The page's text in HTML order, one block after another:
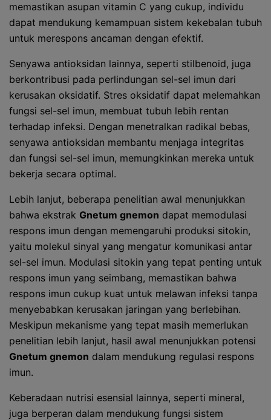
memastikan asupan vitamin C yang cukup, individu
dapat mendukung kemampuan sistem kekebalan tubuh
untuk merespons ancaman dengan efektif.
Senyawa antioksidan lainnya, seperti stilbenoid, juga
berkontribusi pada perlindungan sel-sel imun dari
kerusakan oksidatif. Stres oksidatif dapat melemahkan
fungsi sel-sel imun, membuat tubuh lebih rentan
terhadap infeksi. Dengan menetralkan radikal bebas,
senyawa antioksidan membantu menjaga integritas
dan fungsi sel-sel imun, memungkinkan mereka untuk
bekerja secara optimal.
Lebih lanjut, beberapa penelitian awal menunjukkan
bahwa ekstrak Gnetum gnemon dapat memodulasi
respons imun dengan memengaruhi produksi sitokin,
yaitu molekul sinyal yang mengatur komunikasi antar
sel-sel imun. Modulasi sitokin yang tepat penting untuk
respons imun yang seimbang, memastikan bahwa
respons imun cukup kuat untuk melawan infeksi tanpa
menyebabkan kerusakan jaringan yang berlebihan.
Meskipun mekanisme yang tepat masih memerlukan
penelitian lebih lanjut, hasil awal menunjukkan potensi
Gnetum gnemon dalam mendukung regulasi respons
imun.
Keberadaan nutrisi esensial lainnya, seperti mineral,
juga berperan dalam mendukung fungsi sistem